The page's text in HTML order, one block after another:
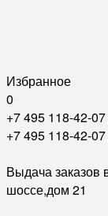
Избранное
0
+7 495 118-42-
+7 495 118-42-
Выдача заказов
шоссе,дом 21